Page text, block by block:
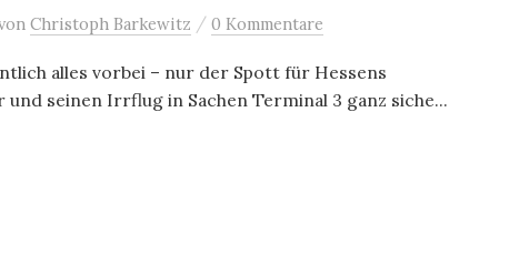
Christoph Barkewitz / 0 Kommentare
alles vorbei – nur der Spott für Hessens
seinen Irrflug in Sachen Terminal 3 ganz siche...